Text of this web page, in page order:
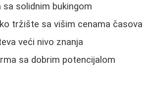
solidnim bukingom
tržište sa višim cenama časova
veći nivo znanja
sa dobrim potencijalom